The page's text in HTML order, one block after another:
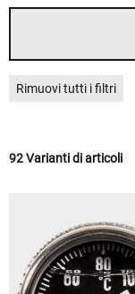
Rimuovi tutti i filtri
92 Varianti di articoli